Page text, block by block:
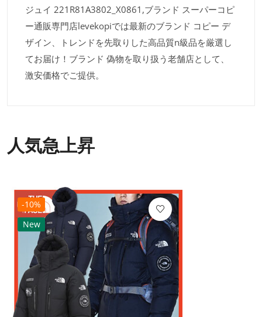
ジュイ 221R81A3802_X0861,ブランド スーパーコピ
ー通販専門店levekopiでは最新のブランド コピー デ
ザイン、トレンドを先取りした高品質n級品を厳選し
てお届け！ブランド 偽物を取り扱う老舗店として、
激安価格でご提供。
人気急上昇
-10%
New